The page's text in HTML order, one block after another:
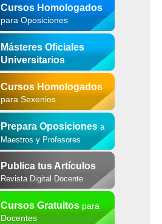
Cursos Homologados
para Oposiciones
Másteres Oficiales
Universitarios
Cursos Homologados
para Sexenios
Prepara Oposiciones a
Maestros y Profesores
Publica tus Artículos
Revista Digital Docente
Cursos Gratuitospara
Docentes